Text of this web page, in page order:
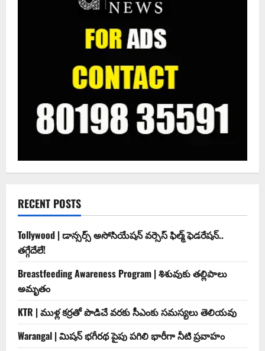
RECENT POSTS
Tollywood | డాన్సర్స్ అసోసియేషన్ వర్సెస్ ఫిల్మ్ ఫెడరేషన్..
తగ్గేదేలే!
Breastfeeding Awareness Program | శిశువుకు తల్లిపాలు
అమృతం
KTR | ముళ్ల కర్రతో పొడిచే వరకు సీఎంకు సమస్యలు తెలియవు
Warangal | మిషన్ భగీరథ పైపు పగిలి భారీగా నీటి ప్రవాహం